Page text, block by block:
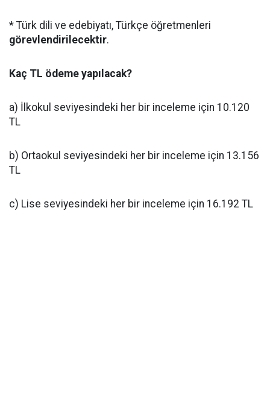
* Türk dili ve edebiyatı, Türkçe öğretmenleri
görevlendirilecektir.
Kaç TL ödeme yapılacak?
a) İlkokul seviyesindeki her bir inceleme için 10.120
TL
b) Ortaokul seviyesindeki her bir inceleme için 13.156
TL
c) Lise seviyesindeki her bir inceleme için 16.192 TL